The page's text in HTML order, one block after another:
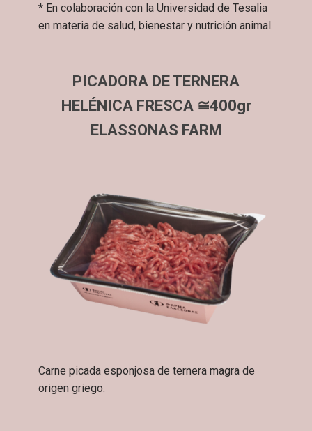
* En colaboración con la Universidad de Tesalia
en materia de salud, bienestar y nutrición animal.
PICADORA DE TERNERA
HELÉNICA FRESCA ≅400gr
ELASSONAS FARM
Carne picada esponjosa de ternera magra de
origen griego.